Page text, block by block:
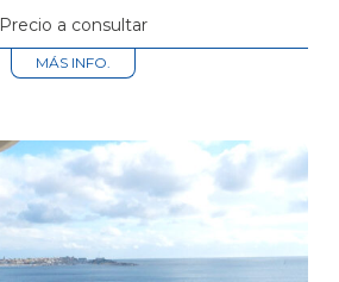
Precio a consultar
MÁS INFO.